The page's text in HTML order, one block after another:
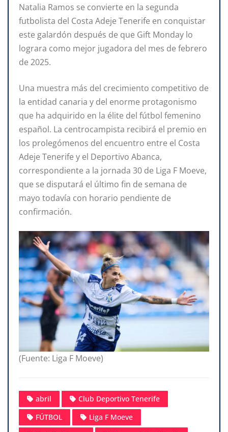
Natalia Ramos se convierte en la segunda
futbolista del Costa Adeje Tenerife en conquistar
este galardón después de que Gift Monday lo
lograra como mejor jugadora del mes de febrero
de 2025.
Una muestra más del crecimiento competitivo de
la entidad canaria y del enorme protagonismo
que ha adquirido en la élite del fútbol femenino
español. La centrocampista recibirá el premio en
los prolegómenos del encuentro entre el Costa
Adeje Tenerife y el Deportivo Abanca,
correspondiente a la jornada 30 de Liga F Moeve,
que se disputará el último fin de semana de
mayo todavía con horario pendiente de
confirmación.
(Fuente: Liga F Moeve)
abril
Club Deportivo Tenerife
FÚTBOL
Liga F Moeve